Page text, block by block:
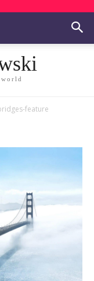
feature